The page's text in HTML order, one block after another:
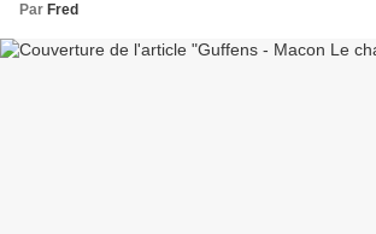
Par Fred